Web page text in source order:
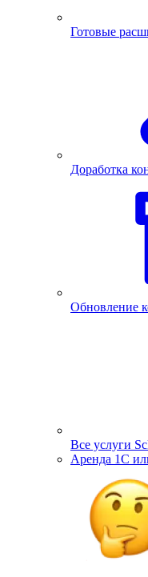
Готовые
Доработка
Обновление
Все услуги
Аренда 1С